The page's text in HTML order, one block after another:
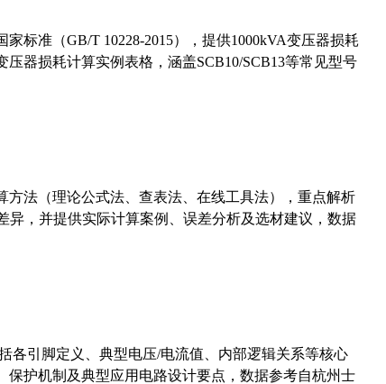
标准（GB/T 10228-2015），提供1000kVA变压器损耗
器损耗计算实例表格，涵盖SCB10/SCB13等常见型号
法（理论公式法、查表法、在线工具法），重点解析
异，并提供实际计算案例、误差分析及选材建议，数据
各引脚定义、典型电压/电流值、内部逻辑关系等核心
护机制及典型应用电路设计要点，数据参考自杭州士